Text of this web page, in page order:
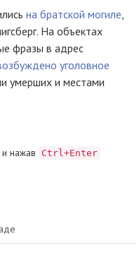
на братской могиле,
На объектах
фразы в адрес
уголовное
умерших и местами
нажав Ctrl+Enter